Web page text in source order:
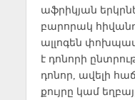
աֆրիկյան
բարորակ
ալլոգեն
է դոնորի
դոնոր, ավելի
քույրը կամ